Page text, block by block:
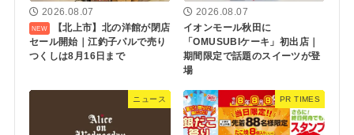
2026.08.07
【北上市】北の洋館が閉店
セール開始｜江釣子パルで売り
つくしは8月16日まで
2026.08.07
イオンモール秋田に
「OMUSUBIケーキ」初出店｜
期間限定で話題のスイーツが登
場
ニュース PR TIMES